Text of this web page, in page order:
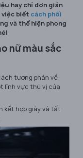
hay chỉ đơn giản
việc biết cách phối
và thể hiện phong
nữ màu sắc
tương phản về
lĩnh vực thú vị của
kết hợp giày và tất